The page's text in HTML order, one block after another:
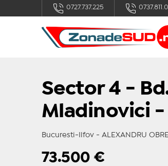
0727.737.225
Sector 4 -
Mladinovici -
Bucuresti-Ilfov - ALEXANDRU
73.500€